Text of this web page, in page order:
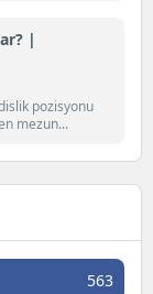
|
pozisyonu
mezun...
563